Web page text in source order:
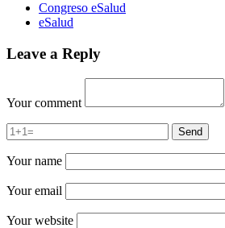
Congreso eSalud
eSalud
Leave a Reply
Your comment
Your name
Your email
Your website